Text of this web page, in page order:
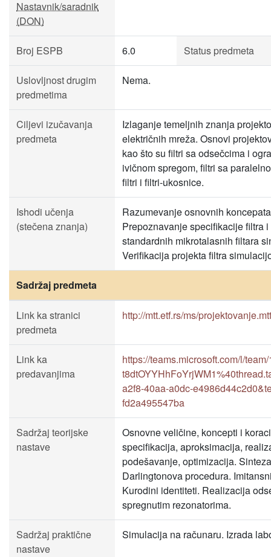
Nastavnik/saradnik
(DON)
Broj ESPB 6.0 Status predmeta
Uslovljnost drugim
predmetima
Nema.
Ciljevi izučavanja
predmeta
Izlaganje temeljnih znanja
električnih mreža. Osnovi
kao što su filtri sa odsečcima i
ivičnom spregom, filtri sa
filtri i filtri-ukosnice.
Ishodi učenja
(stečena znanja)
Razumevanje osnovnih
Prepoznavanje specifikacije filtra
standardnih mikrotalasnih filtara
Verifikacija projekta filtra
Sadržaj predmeta
Link ka stranici
predmeta
http://mtt.etf.rs/ms/
Link ka
predavanjima
https://teams.microsoft.com/l/
a2f8-40aa-a0dc-
fd2a495547ba
Sadržaj teorijske
nastave
Osnovne veličine, koncepti i
specifikacija, aproksimacija,
podešavanje, optimizacija.
Darlingtonova procedura.
Kurodini identiteti. Realizacija
spregnutim rezonatorima.
Sadržaj praktične
nastave
Simulacija na računaru. Izrada